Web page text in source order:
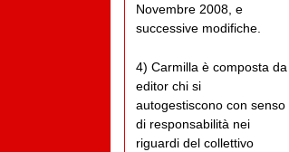
Novembre 2008, e
successive modifiche.
4) Carmilla è composta da
editor chi si
autogestiscono con senso
di responsabilità nei
riguardi del collettivo